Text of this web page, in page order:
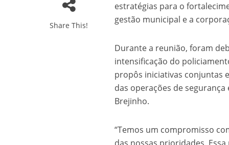
Share This!
estratégias para o
gestão municipal e a
Durante a reunião, foram
intensificação do
propôs iniciativas conjuntas
das operações de
Brejinho.
“Temos um compromisso